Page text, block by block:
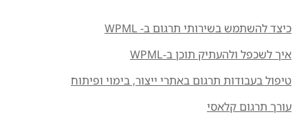
כיצד להשתמש בשירותי תרגום ב- WPML
איך לשכפל ולהעתיק תוכן ב-WPML
טיפול בעבודות תרגום באתרי ייצור, בימוי ופיתוח
עורך תרגום קלאסי